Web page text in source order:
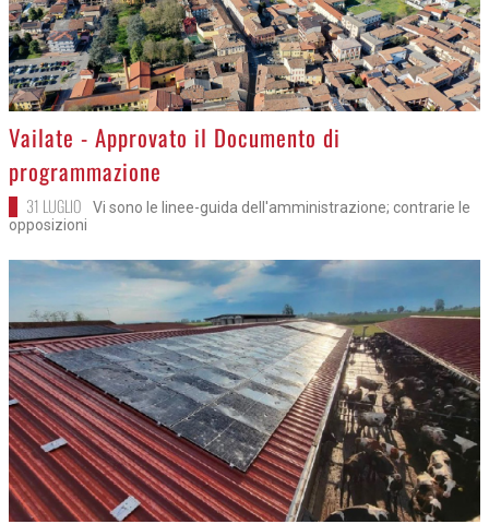
>
Vailate - Approvato il Documento di
programmazione
31 LUGLIO
Vi sono le linee-guida dell'amministrazione; contrarie le
opposizioni